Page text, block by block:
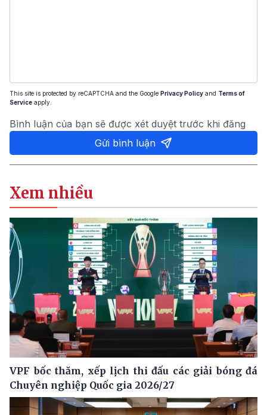
This site is protected by reCAPTCHA and the Google Privacy Policy and Terms of
Service apply.
Bình luận của bạn sẽ được xét duyệt trước khi đăng
Gửi bình luận
Xem nhiều
VPF bốc thăm, xếp lịch thi đấu các giải bóng đá
Chuyên nghiệp Quốc gia 2026/27